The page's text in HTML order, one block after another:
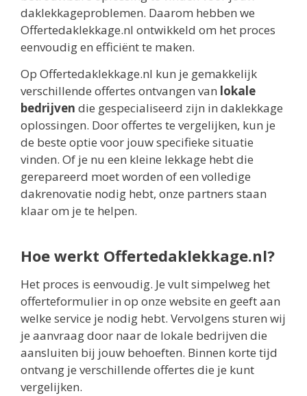
daklekkageproblemen. Daarom hebben we
Offertedaklekkage.nl ontwikkeld om het proces
eenvoudig en efficiënt te maken.
Op Offertedaklekkage.nl kun je gemakkelijk
verschillende offertes ontvangen van lokale
bedrijven die gespecialiseerd zijn in daklekkage
oplossingen. Door offertes te vergelijken, kun je
de beste optie voor jouw specifieke situatie
vinden. Of je nu een kleine lekkage hebt die
gerepareerd moet worden of een volledige
dakrenovatie nodig hebt, onze partners staan
klaar om je te helpen.
Hoe werkt Offertedaklekkage.nl?
Het proces is eenvoudig. Je vult simpelweg het
offerteformulier in op onze website en geeft aan
welke service je nodig hebt. Vervolgens sturen wij
je aanvraag door naar de lokale bedrijven die
aansluiten bij jouw behoeften. Binnen korte tijd
ontvang je verschillende offertes die je kunt
vergelijken.